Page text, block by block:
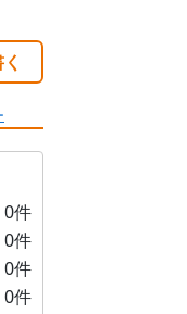
0件
0件
0件
0件